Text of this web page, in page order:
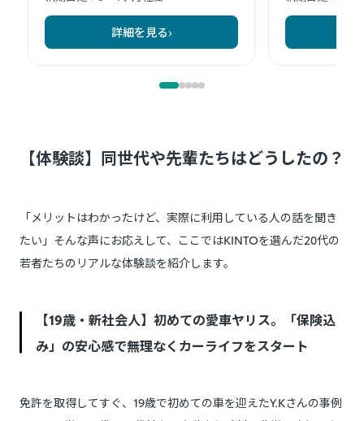
【体験談】同世代や先輩たちはどうしたの？
「メリットはわかったけど、実際に利用している人の話を聞き
たい」そんな声にお応えして、ここではKINTOを選んだ20代の
若者たちのリアルな体験談を紹介します。
【19歳・新社会人】初めての愛車ヤリス。「保険込
み」の安心感で無理なくカーライフをスタート
免許を取得してすぐ、19歳で初めての車を迎えたY.Kさんの事例